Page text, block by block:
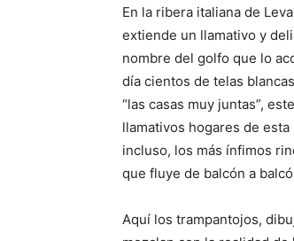
En la ribera italiana de
extiende un llamativo y
nombre del golfo que lo
día cientos de telas
“las casas muy juntas”,
llamativos hogares de
incluso, los más ínfimos
que fluye de balcón a
Aquí los trampantojos,